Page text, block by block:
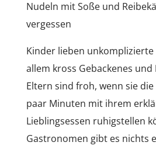
Nudeln mit Soße und
vergessen
Kinder lieben unkomplizierte
allem kross Gebackenes
Eltern sind froh, wenn sie
paar Minuten mit ihrem
Lieblingsessen ruhigstellen
Gastronomen gibt es nichts